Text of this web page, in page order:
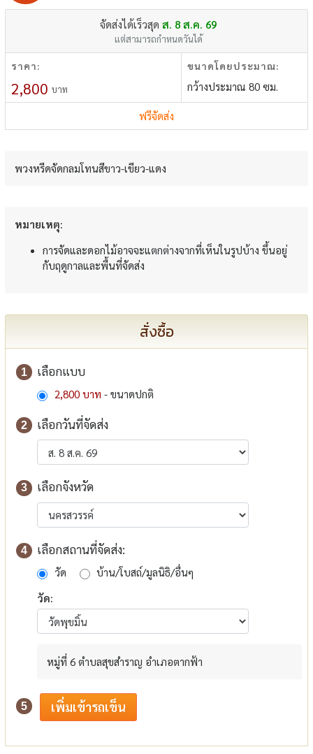
จัดส่งได้เร็วสุด ส. 8 ส.ค. 69
แต่สามารถกำหนดวันได้
ราคา:
2,800 บาท
ขนาดโดยประมาณ:
กว้างประมาณ 80 ซม.
ฟรีจัดส่ง
พวงหรีดจัดกลมโทนสีขาว-เขียว-แดง
หมายเหตุ:
การจัดและดอกไม้อาจจะแตกต่างจากที่เห็นในรูปบ้าง ขึ้นอยู่
กับฤดูกาลและพื้นที่จัดส่ง
สั่งซื้อ
1 เลือกแบบ
2,800 บาท - ขนาดปกติ
2 เลือกวันที่จัดส่ง
3 เลือกจังหวัด
4 เลือกสถานที่จัดส่ง:
วัด
บ้าน/โบสถ์/มูลนิธิ/อื่นๆ
วัด:
หมู่ที่ 6 ตำบลสุขสำราญ อำเภอตากฟ้า
5